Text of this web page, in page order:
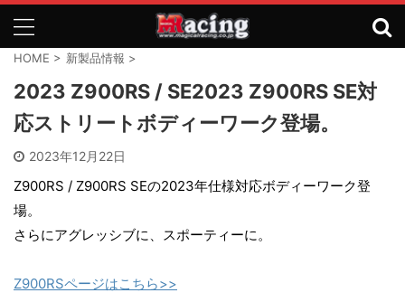
HOME > 新製品情報 >
2023 Z900RS / SE2023 Z900RS SE対
応ストリートボディーワーク登場。
2023年12月22日
Z900RS / Z900RS SEの2023年仕様対応ボディーワーク登
場。
さらにアグレッシブに、スポーティーに。
Z900RSページはこちら>>